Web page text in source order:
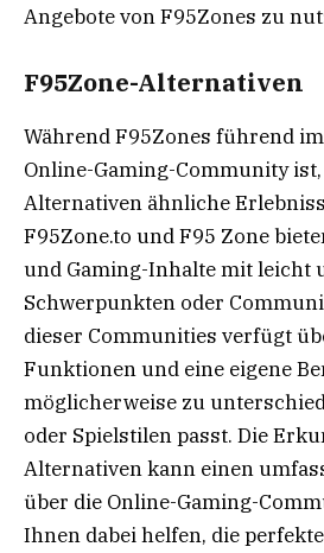
Angebote von F95Zones zu
F95Zone-Alternativen
Während F95Zones führend
Online-Gaming-Community
Alternativen ähnliche
F95Zone.to und F95 Zone
und Gaming-Inhalte mit leicht
Schwerpunkten oder
dieser Communities verfügt
Funktionen und eine eigene
möglicherweise zu
oder Spielstilen passt. Die
Alternativen kann einen
über die Online-Gaming-
Ihnen dabei helfen, die